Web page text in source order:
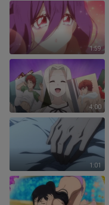
1:59
4:00
1:01